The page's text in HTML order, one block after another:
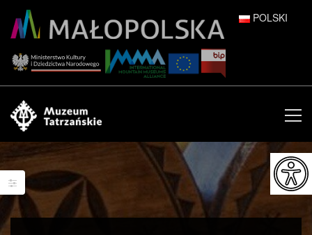
POLSKI
ENGLISH
ESPAÑOL
FRANÇAIS
ITALIANO